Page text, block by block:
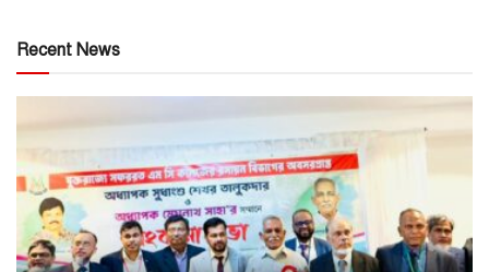
Recent News